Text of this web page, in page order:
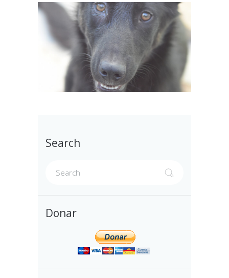
Search
Donar